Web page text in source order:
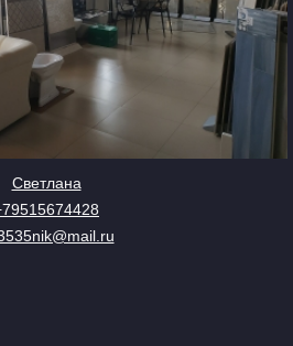
Светлана